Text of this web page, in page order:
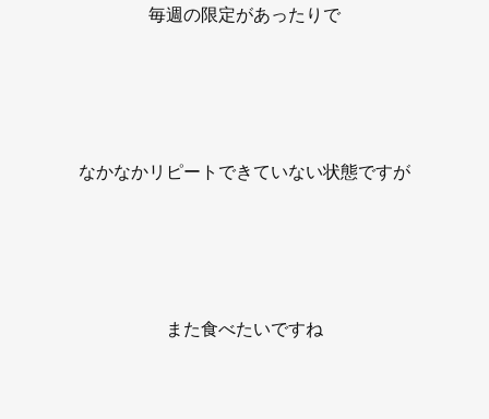
毎週の限定があったりで
なかなかリピートできていない状態ですが
また食べたいですね